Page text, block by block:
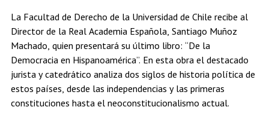
ADMISIÓN
PERIODISMO CINE Y TV
Estudiantes Académicos Egresados
La Facultad de Derecho de la Universidad de Chile recibe al
Director de la Real Academia Española, Santiago Muñoz
Machado, quien presentará su último libro: “De la
Democracia en Hispanoamérica”. En esta obra el destacado
jurista y catedrático analiza dos siglos de historia política de
estos países, desde las independencias y las primeras
constituciones hasta el neoconstitucionalismo actual.